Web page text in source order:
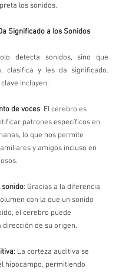
los sonidos.
Significado a los Sonidos
detecta sonidos, sino que
clasifica y les da significado.
incluyen:
de voces: El cerebro es
patrones específicos en
lo que nos permite
y amigos incluso en
sonido: Gracias a la diferencia
con la que un sonido
el cerebro puede
de su origen.
: La corteza auditiva se
hipocampo, permitiendo